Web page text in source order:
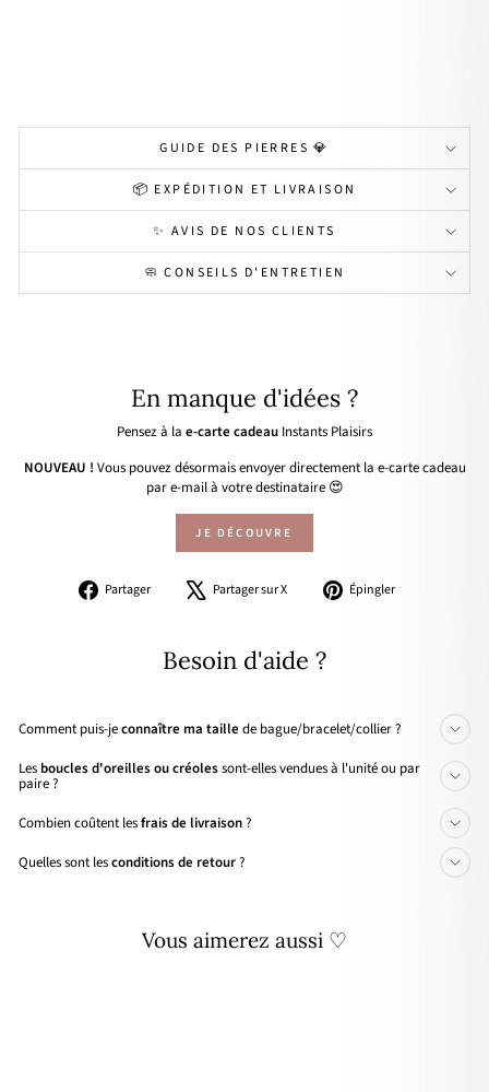
GUIDE DES PIERRES 💎
📦 EXPÉDITION ET LIVRAISON
✨ AVIS DE NOS CLIENTS
🧼 CONSEILS D'ENTRETIEN
En manque d'idées ?
Pensez à la e-carte cadeau Instants Plaisirs
NOUVEAU ! Vous pouvez désormais envoyer directement la e-carte cadeau
par e-mail à votre destinataire 😍
JE DÉCOUVRE
Partager
PartagerPartager sur X
Tweeter Épingler
Besoin d'aide ?
Comment puis-jeconnaître ma taille de bague/bracelet/collier ?
Les boucles d'oreilles ou créolessont-elles vendues à l'unité ou par
paire ?
Combien coûtent lesfrais de livraison?
Quelles sont lesconditions de retour?
Vous aimerez aussi ♡